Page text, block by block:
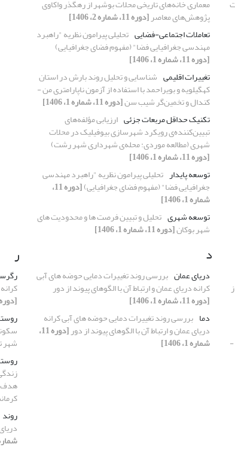
معماری خانه‌های تاریخی محلات بوشهر از رهگذر واکاوی
پژوهش‌های معاصر[دوره 11، شماره 2، 1406]
تعاملات اجتماعی-فضایی تحلیلی پیرامون نظریه "راهبرد
مهندسی جغرافیایی فضا" (مفهوم فضای جغرافیایی)
[دوره 11، شماره 1، 1406]
تغییرات اقلیمی شناسایی و تحلیل روند بارش در استان
کهگیلویه و بویراحمد با استفاده از آزمون ناپارامتری من -
کندال و تخمین‌گر شیب سن[دوره 11، شماره 1، 1406]
تکنیک حداقل مربعات جزئی ارزیابی مؤلفه‌های
تبیین‌کننده‌ی رویکرد شهرسازی بیوفیلیک در محلات
شهری (مطالعه موردی: محله‌ی شهرداری شهر رشت)
[دوره 11، شماره 1، 1406]
توسعه پایدار تحلیلی پیرامون نظریه "راهبرد مهندسی
جغرافیایی فضا" (مفهوم فضای جغرافیایی) [دوره 11،
شماره 1، 1406]
توسعه شهری تحلیل و تبیین فرصت ها و محدودیت های
شهر بوکان[دوره 11، شماره 1، 1406]
-
د
دریای عمان بررسی روند تغییرات دمایی حوضه های آبی
کرانه دریای عمان و ارتباط آن با الگوهای پیوند از دور
[دوره 11، شماره 1، 1406]
دما بررسی روند تغییرات دمایی حوضه های آبی کرانه
دریای عمان و ارتباط آن با الگوهای پیوند از دور [دوره 11،
شماره 1، 1406]
ر
[دوره 11، شماره 1،
شهر
هدف
روند
شماره 1،